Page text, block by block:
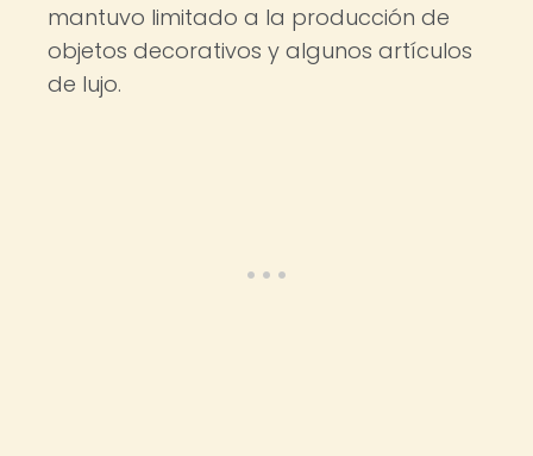
mantuvo limitado a la producción de
objetos decorativos y algunos artículos
de lujo.